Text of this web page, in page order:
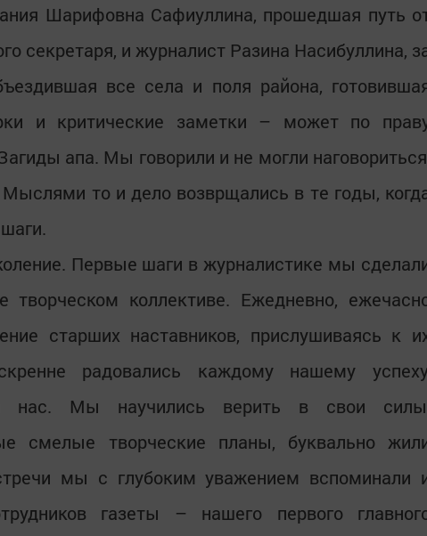
Шарифовна Сафиуллина, прошедшая путь
секретаря, и журналист Разина Насибуллина,
все села и поля района,
и критические заметки – может по
апа. Мы говорили и не могли
то и дело возврщались в те годы,
Первые шаги в журналистике мы
коллективе. Ежедневно,
старших наставников, прислушиваясь к
радовались каждому нашему
нас. Мы научились верить в свои
смелые творческие планы, буквально
мы с глубоким уважением вспоминали
газеты – нашего первого